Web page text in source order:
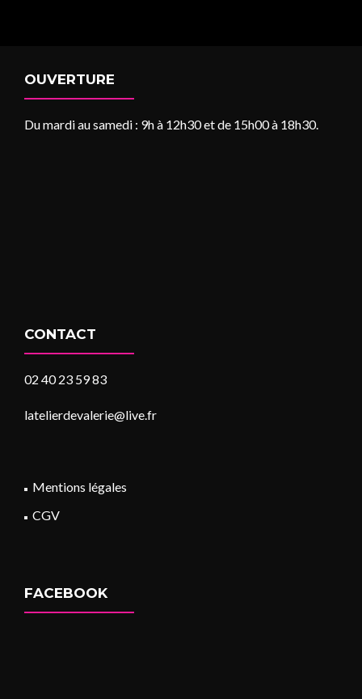
OUVERTURE
Du mardi au samedi : 9h à 12h30 et de 15h00 à 18h30.
CONTACT
02 40 23 59 83
latelierdevalerie@live.fr
Mentions légales
CGV
FACEBOOK